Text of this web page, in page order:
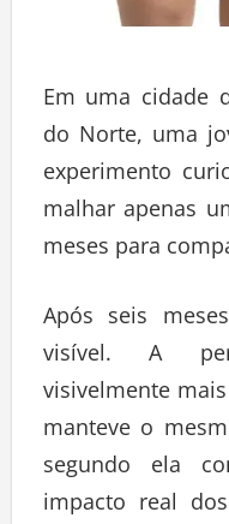
Em uma cidade
do Norte, uma
experimento
malhar apenas
meses para
Após seis
visível. A
visivelmente
manteve o
segundo ela
impacto real